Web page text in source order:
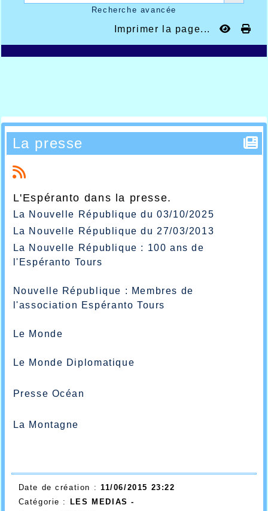
Recherche avancée
Imprimer la page...
La presse
L'Espéranto dans la presse.
La Nouvelle République du 03/10/2025
La Nouvelle République du 27/03/2013
La Nouvelle République : 100 ans de
l'Espéranto Tours
Nouvelle République : Membres de
l'association Espéranto Tours
Le Monde
Le Monde Diplomatique
Presse Océan
La Montagne
Date de création : 11/06/2015 23:22
Catégorie :
LES MEDIAS -